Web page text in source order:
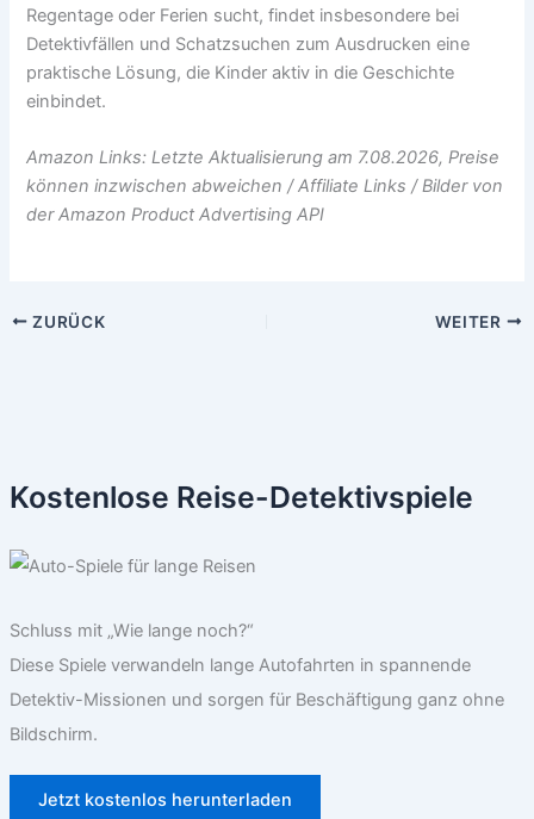
Regentage oder Ferien sucht, findet insbesondere bei
Detektivfällen und Schatzsuchen zum Ausdrucken eine
praktische Lösung, die Kinder aktiv in die Geschichte
einbindet.
Amazon Links: Letzte Aktualisierung am 7.08.2026, Preise
können inzwischen abweichen / Affiliate Links / Bilder von
der Amazon Product Advertising API
ZURÜCK WEITER
Kostenlose Reise-Detektivspiele
Schluss mit „Wie lange noch?“
Diese Spiele verwandeln lange Autofahrten in spannende
Detektiv-Missionen und sorgen für Beschäftigung ganz ohne
Bildschirm.
Jetzt kostenlos herunterladen